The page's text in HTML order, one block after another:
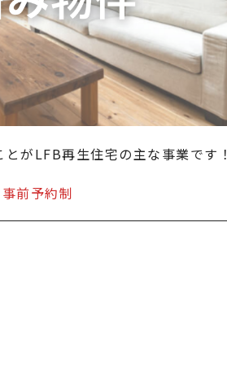
がLFB再生住宅の主な事業です！
前予約制